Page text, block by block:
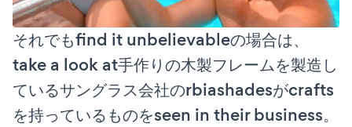
それでもfind it unbelievableの場合は、
take a look at手作りの木製フレームを製造し
ているサングラス会社のrbiashadesがcrafts
を持っているものをseen in their business。